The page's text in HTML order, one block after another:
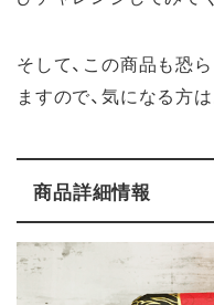
そして、この商品も恐
ますので、気になる方
商品詳細情報